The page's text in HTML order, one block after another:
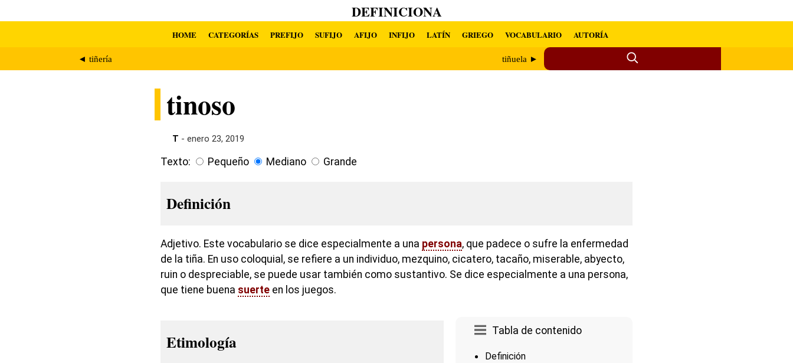
DEFINICIONA
HOME CATEGORÍAS PREFIJO SUFIJO AFIJO INFIJO LATÍN GRIEGO VOCABULARIO AUTORÍA
◄ tiñería tiñuela ►
tinoso
T - enero 23, 2019
Texto: Pequeño Mediano Grande
Definición
Adjetivo. Este vocabulario se dice especialmente a una persona, que padece o sufre la enfermedad
de la tiña. En uso coloquial, se refiere a un individuo, mezquino, cicatero, tacaño, miserable, abyecto,
ruin o despreciable, se puede usar también como sustantivo. Se dice especialmente a una persona,
que tiene buena suerte en los juegos.
Tabla de contenido
Definición
Etimología